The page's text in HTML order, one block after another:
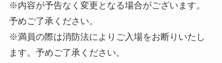
※内容が予告なく変更となる場合がございます。
予めご了承ください。
※満員の際は消防法によりご入場をお断りいたし
ます。予めご了承ください。